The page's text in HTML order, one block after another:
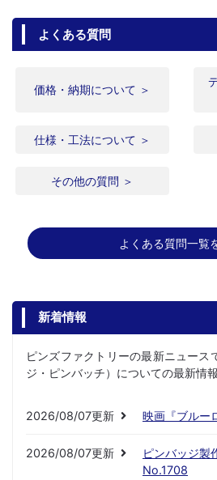
よくある質問
価格・納期について ＞
仕様・工法について ＞
その他の質問 ＞
よくある質問一覧
新着情報
ピンズファクトリーの最新ニュース
ジ・ピンバッチ）についての最新情
2026/08/07更新 映画『ブルー
2026/08/07更新
ピンバッジ製
No.1708